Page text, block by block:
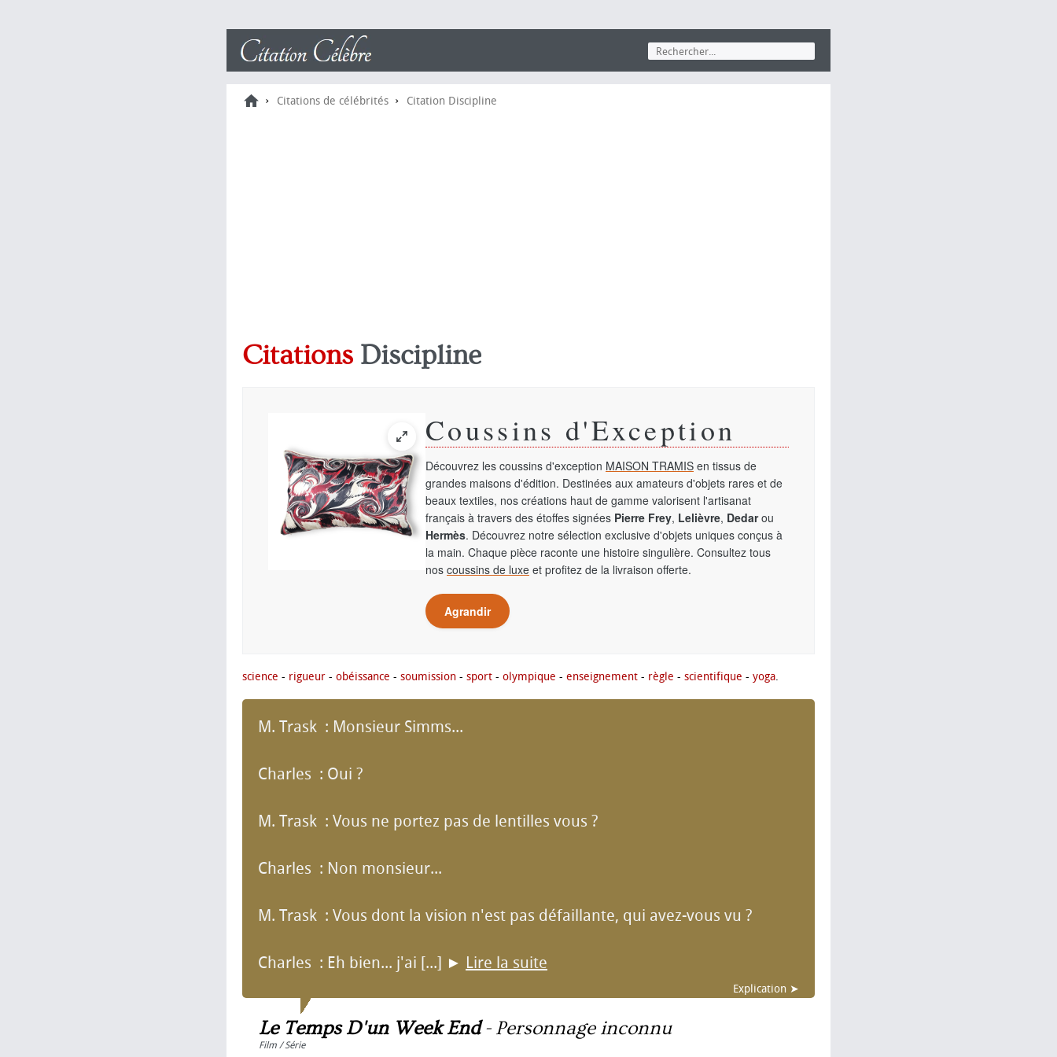
› Citations de célébrités › Citation Discipline
Citations Discipline
Coussins d'Exception
Découvrez les coussins d'exception MAISON TRAMIS en tissus de
grandes maisons d'édition. Destinées aux amateurs d'objets rares et de
beaux textiles, nos créations haut de gamme valorisent l'artisanat
français à travers des étoffes signées Pierre Frey, Lelièvre, Dedarou
Hermès. Découvrez notre sélection exclusive d'objets uniques conçus à
la main. Chaque pièce raconte une histoire singulière. Consultez tous
nos coussins de luxe et profitez de la livraison offerte.
Agrandir
science - rigueur - obéissance - soumission - sport - olympique - enseignement - règle - scientifique - yoga.
M. Trask : Monsieur Simms...
Charles : Oui ?
M. Trask : Vous ne portez pas de lentilles vous ?
Charles : Non monsieur...
M. Trask : Vous dont la vision n'est pas défaillante, qui avez-vous vu ?
Charles : Eh bien... j'ai [...] ► Lire la suite
Explication ➤
Le Temps D'un Week End- Personnage inconnu
Film / Série